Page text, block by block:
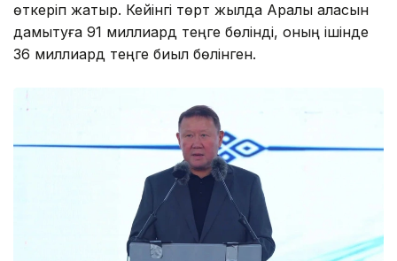
өткеріп жатыр. Кейінгі төрт жылда Арқалық қаласын
дамытуға 91 миллиард теңге бөлінді, оның ішінде
36 миллиард теңге биыл бөлінген.